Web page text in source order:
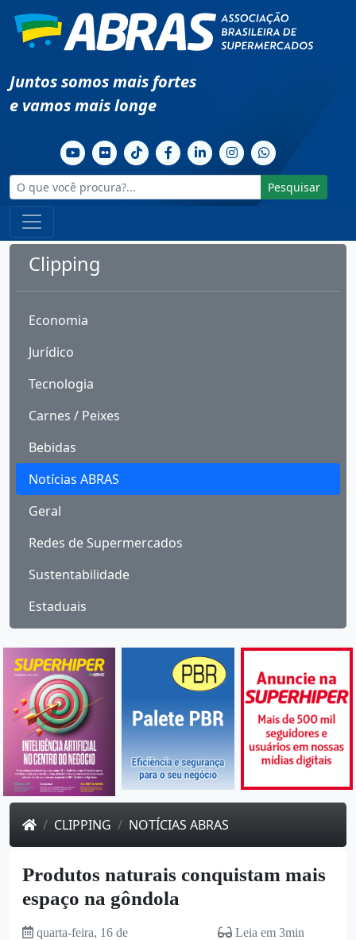
Juntos somos mais fortes
e vamos mais longe
Pesquisar
Clipping
Economia
Jurídico
Tecnologia
Carnes / Peixes
Bebidas
Notícias ABRAS
Geral
Redes de Supermercados
Sustentabilidade
Estaduais
CLIPPING NOTÍCIAS ABRAS
Produtos naturais conquistam mais
espaço na gôndola
quarta-feira, 16 de
Leia em 3min